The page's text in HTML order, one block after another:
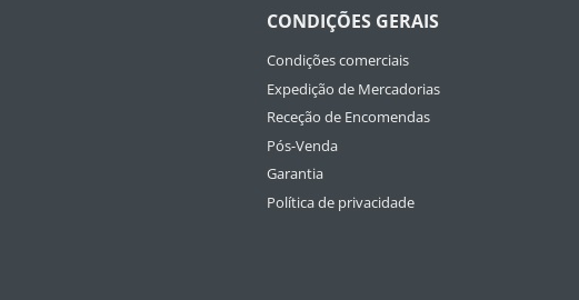
CONDIÇÕES GERAIS
Condições comerciais
Expedição de Mercadorias
Receção de Encomendas
Pós-Venda
Garantia
Política de privacidade